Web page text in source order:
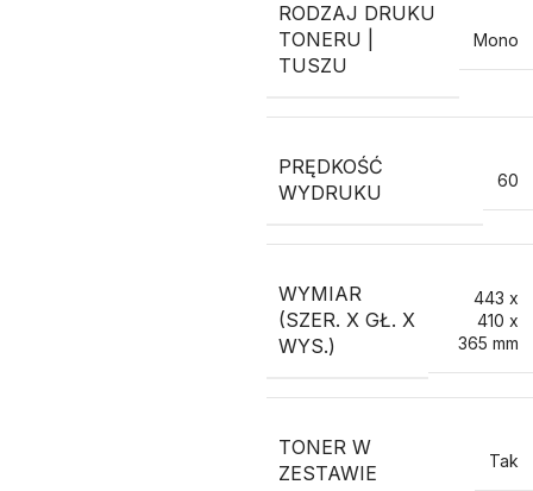
RODZAJ DRUKU
TONERU |
TUSZU
Mono
PRĘDKOŚĆ
WYDRUKU
60
WYMIAR
(SZER. X GŁ. X
WYS.)
443 x
410 x
365 mm
TONER W
ZESTAWIE
Tak